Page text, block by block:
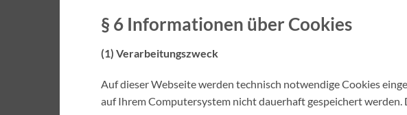
§ 6 Informationen über Cookies
(1) Verarbeitungszweck
Auf dieser Webseite werden technisch notwendige Cookies
auf Ihrem Computersystem nicht dauerhaft gespeichert werden.